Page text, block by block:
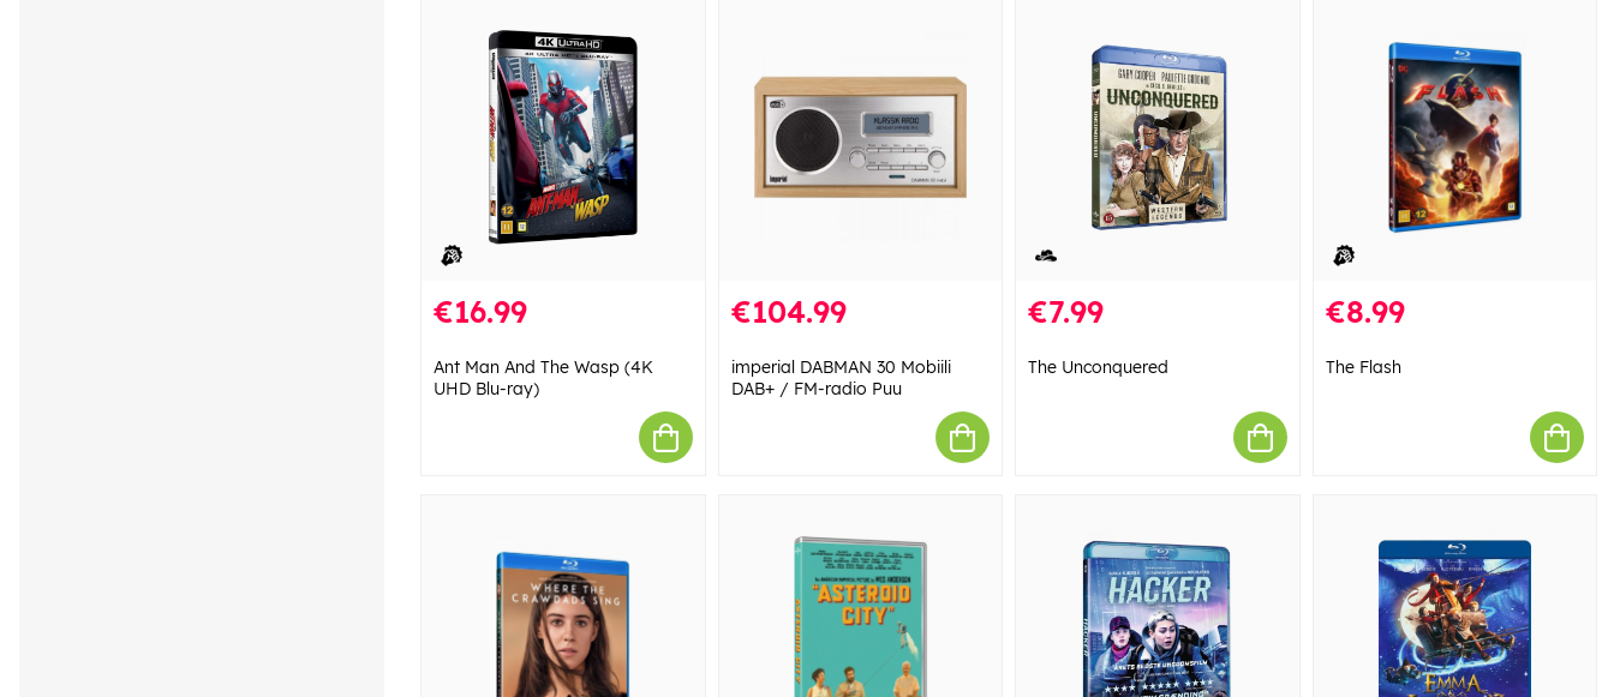
€16.99
Ant Man And The Wasp (4K
UHD Blu-ray)
€104.99
imperial DABMAN 30 Mobiili
DAB+ / FM-radio Puu
€7.99
The Unconquered
€8.99
The Flash